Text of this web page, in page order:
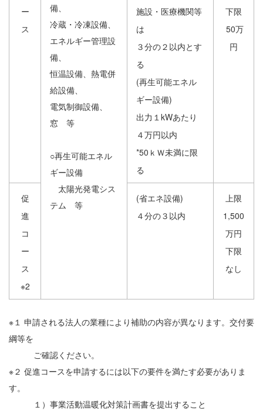
ー
ス
備、
冷蔵・冷凍設備、
エネルギー管理設
備、
恒温設備、熱電併
給設備、
電気制御設備、
窓 等
○再生可能エネル
ギー設備
太陽光発電シス
テム 等
施設・医療機関等
は
３分の２以内とす
る
(再生可能エネル
ギー設備)
出力１kWあたり
４万円以内
*50ｋＷ未満に限
る
下限
50万
円
促
進
コ
ー
ス
※2
(省エネ設備)
４分の３以内
上限
1,500
万円
下限
なし
※１ 申請される法人の業種により補助の内容が異なります。交付要
綱等を
ご確認ください。
※２ 促進コースを申請するには以下の要件を満たす必要がありま
す。
１）事業活動温暖化対策計画書を提出すること